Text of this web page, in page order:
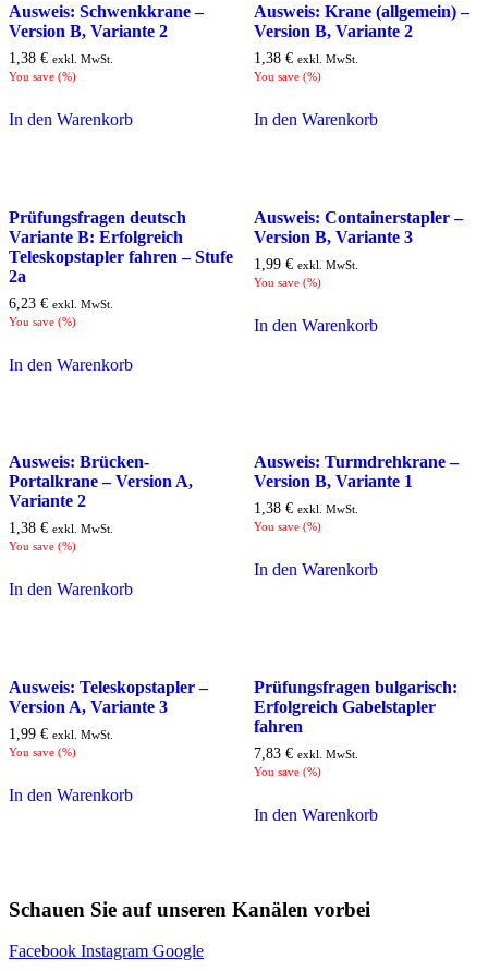
Ausweis: Schwenkkrane –
Version B, Variante 2
1,38 € exkl. MwSt.
You save (%)
In den Warenkorb
Ausweis: Krane (allgemein) –
Version B, Variante 2
1,38 € exkl. MwSt.
You save (%)
In den Warenkorb
Prüfungsfragen deutsch
Variante B: Erfolgreich
Teleskopstapler fahren – Stufe
2a
6,23 € exkl. MwSt.
You save (%)
In den Warenkorb
Ausweis: Containerstapler –
Version B, Variante 3
1,99 € exkl. MwSt.
You save (%)
In den Warenkorb
Ausweis: Brücken-
Portalkrane – Version A,
Variante 2
1,38 € exkl. MwSt.
You save (%)
In den Warenkorb
Ausweis: Turmdrehkrane –
Version B, Variante 1
1,38 € exkl. MwSt.
You save (%)
In den Warenkorb
Ausweis: Teleskopstapler –
Version A, Variante 3
1,99 € exkl. MwSt.
You save (%)
In den Warenkorb
Prüfungsfragen bulgarisch:
Erfolgreich Gabelstapler
fahren
7,83 € exkl. MwSt.
You save (%)
In den Warenkorb
Schauen Sie auf unseren Kanälen vorbei
Facebook Instagram Google